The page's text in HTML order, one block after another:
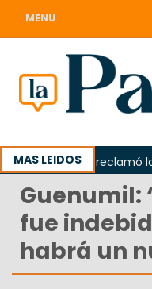
MENU
MAS LEIDOS
Odarda reclamó la
Guenumil:
fue
habrá un